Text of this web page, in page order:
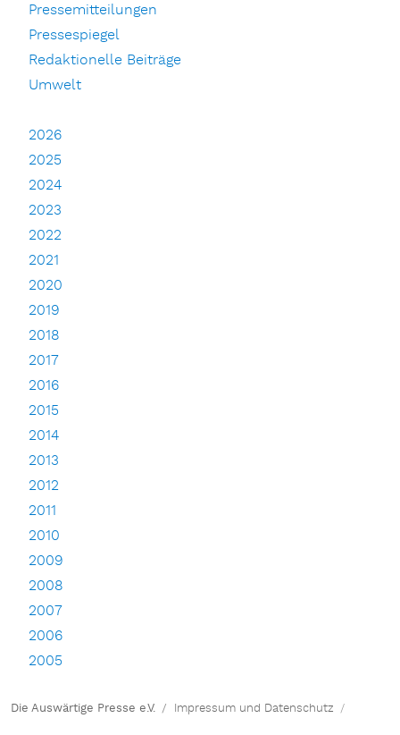
Pressemitteilungen
Pressespiegel
Redaktionelle Beiträge
Umwelt
2026
2025
2024
2023
2022
2021
2020
2019
2018
2017
2016
2015
2014
2013
2012
2011
2010
2009
2008
2007
2006
2005
Die Auswärtige Presse e.V. Impressum und Datenschutz